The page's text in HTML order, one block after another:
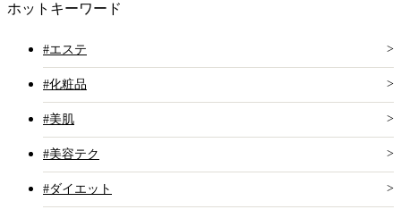
ホットキーワード
#エステ
#化粧品
#美肌
#美容テク
#ダイエット